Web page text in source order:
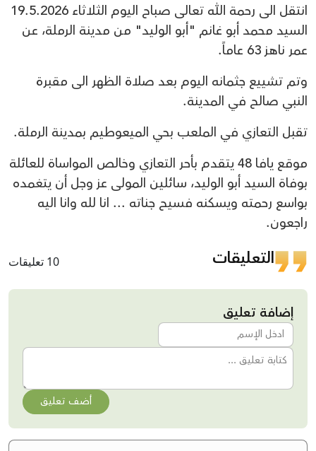
انتقل الى رحمة الله تعالى صباح اليوم الثلاثاء 19.5.2026
السيد محمد أبو غانم "أبو الوليد" من مدينة الرملة، عن
عمر ناهز 63 عاماً.
وتم تشييع جثمانه اليوم بعد صلاة الظهر الى مقبرة
النبي صالح في المدينة.
تقبل التعازي في الملعب بحي الميعوطيم بمدينة الرملة.
موقع يافا 48 يتقدم بأحر التعازي وخالص المواساة للعائلة
بوفاة السيد أبو الوليد، سائلين المولى عز وجل أن يتغمده
بواسع رحمته ويسكنه فسيح جناته ... انا لله وانا اليه
راجعون.
التعليقات 10 تعليقات
إضافة تعليق
أضف تعليق